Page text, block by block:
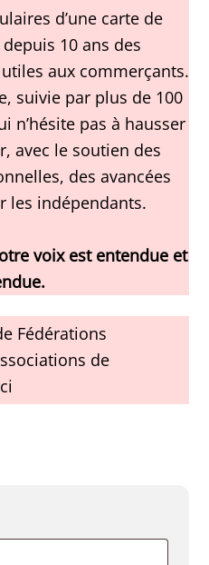
d’une carte de
10 ans des
aux commerçants.
suivie par plus de 100
n’hésite pas à hausser
avec le soutien des
des avancées
les indépendants.
voix est entendue et
Fédérations
de